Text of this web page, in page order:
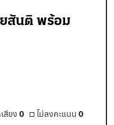
ยสันติ พร้อม
สียง 0 ไม่ลงคะแนน 0